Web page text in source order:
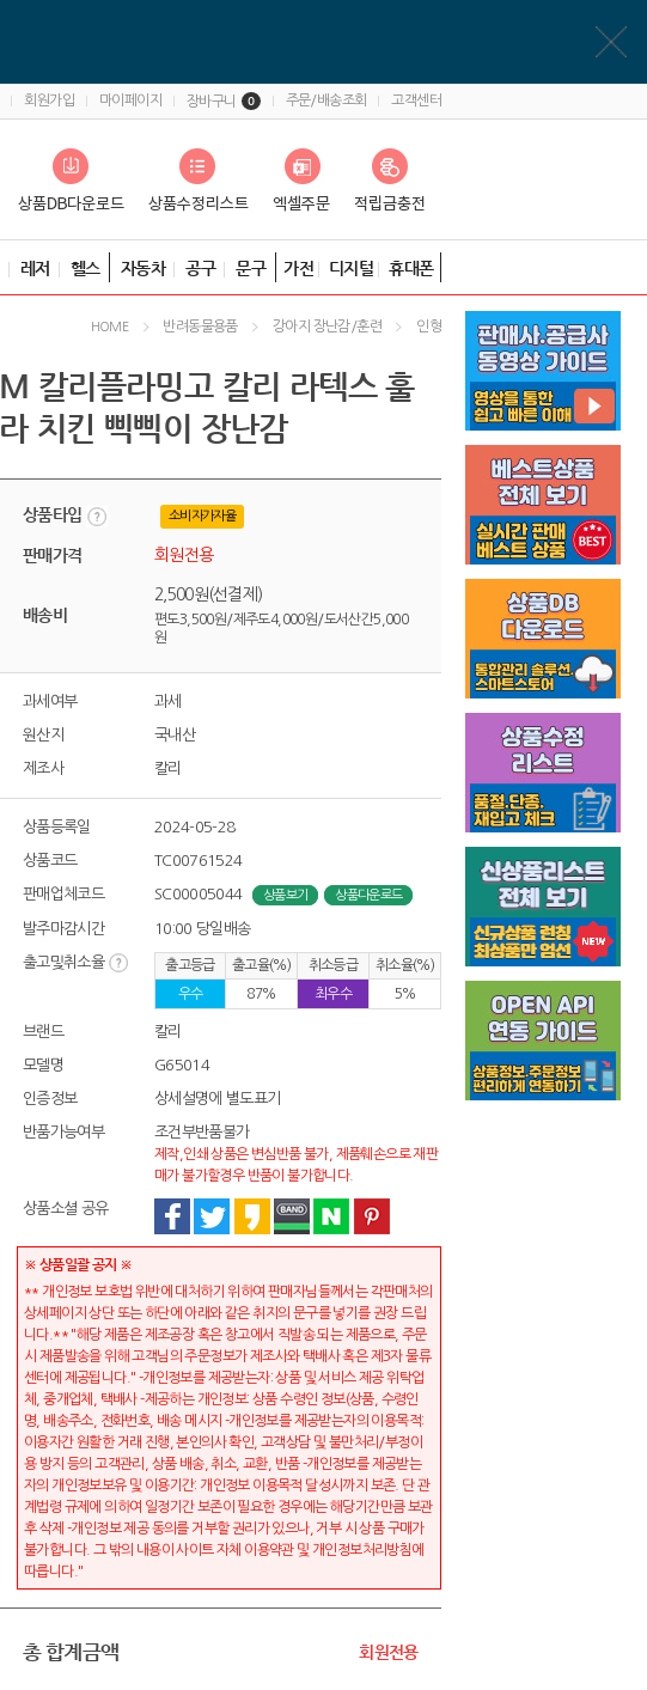
회원가입 마이페이지 장바구니 0 주문/배송조회 고객센터
레저 헬스 자동차 공구 문구 가전 디지털 휴대폰
HOME 반려동물용품 강아지 장난감/훈련 인형
M 칼리플라밍고 칼리 라텍스 훌
라 치킨 삑삑이 장난감
상품타입 소비자가자율
판매가격 회원전용
배송비
2,500원(선결제)
편도3,500원/제주도4,000원/도서산간5,000
원
과세여부 과세
원산지 국내산
제조사 칼리
상품등록일 2024-05-28
상품코드 TC00761524
판매업체코드 SC00005044 상품보기 상품다운로드
발주마감시간 10:00 당일배송
출고및취소율 출고등급 출고율(%) 취소등급
취소율(%)
우수
87% 최우수 5%
브랜드 칼리
모델명 G65014
인증정보 상세설명에 별도표기
반품가능여부 조건부반품불가
제작,인쇄 상품은 변심반품 불가, 제품훼손으로 재판
매가 불가할경우 반품이 불가합니다.
상품소셜 공유
※ 상품일괄 공지 ※
** 개인정보 보호법 위반에 대처하기 위하여 판매자님들께서는 각판매처의
상세페이지 상단 또는 하단에 아래와 같은 취지의 문구를 넣기를 권장 드립
니다.** "해당 제품은 제조공장 혹은 창고에서 직발송 되는 제품으로, 주문
시 제품발송을 위해 고객님의 주문정보가 제조사와 택배사 혹은 제3자 물류
센터에 제공됩니다." -개인정보를 제공받는자: 상품 및 서비스 제공 위탁업
체, 중개업체, 택배사 -제공하는 개인정보: 상품 수령인 정보(상품, 수령인
명, 배송주소, 전화번호, 배송 메시지 -개인정보를 제공받는자의 이용목적:
이용자간 원활한 거래 진행, 본인의사 확인, 고객상담 및 불만처리/부정이
용 방지 등의 고객관리, 상품 배송, 취소, 교환, 반품 -개인정보를 제공받는
자의 개인정보보유 및 이용기간: 개인정보 이용목적 달성시까지 보존. 단 관
계법령 규제에 의하여 일정기간 보존이 필요한 경우에는 해당기간만큼 보관
후 삭제 -개인정보 제공 동의를 거부할 권리가 있으나, 거부 시 상품 구매가
불가합니다. 그 밖의 내용이 사이트 자체 이용약관 및 개인정보처리방침에
따릅니다."
총 합계금액 회원전용